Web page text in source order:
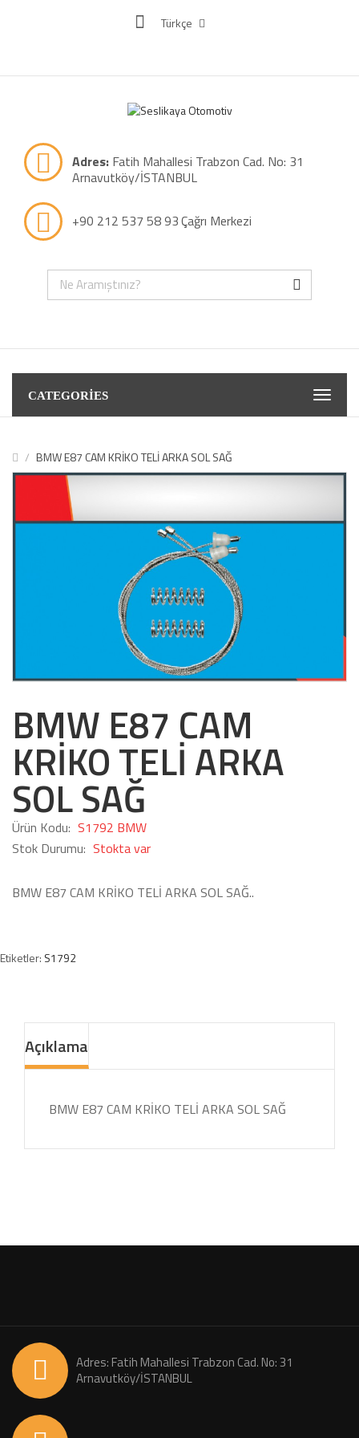
Türkçe
Adres: Fatih Mahallesi Trabzon Cad. No: 31
Arnavutköy/İSTANBUL
+90 212 537 58 93Çağrı Merkezi
CATEGORIES
BMW E87 CAM KRİKO TELİ ARKA SOL SAĞ
BMW E87 CAM
KRİKO TELİ ARKA
SOL SAĞ
Ürün Kodu: S1792 BMW
Stok Durumu: Stokta var
BMW E87 CAM KRİKO TELİ ARKA SOL SAĞ..
Etiketler: S1792
Açıklama
BMW E87 CAM KRİKO TELİ ARKA SOL SAĞ
Adres: Fatih Mahallesi Trabzon Cad. No: 31
Arnavutköy/İSTANBUL